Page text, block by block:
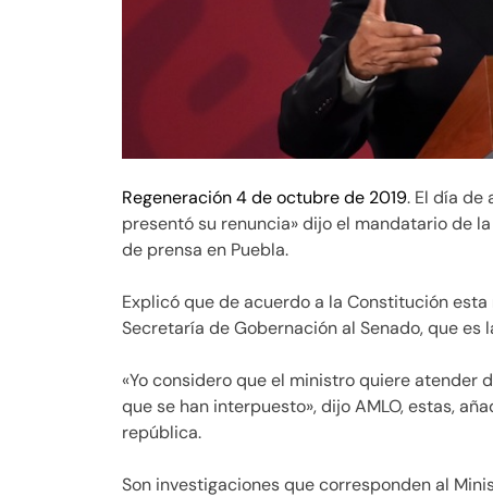
Regeneración 4 de octubre de 2019. El día de
presentó su renuncia» dijo el mandatario de
de prensa en Puebla.
Explicó que de acuerdo a la Constitución
Secretaría de Gobernación al Senado, que
«Yo considero que el ministro quiere atender
que se han interpuesto», dijo AMLO, estas,
república.
Son investigaciones que corresponden al